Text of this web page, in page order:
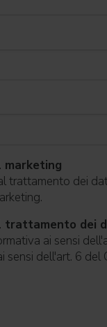
marketing
trattamento dei
trattamento dei
ai sensi
sensi dell'art. 6 del